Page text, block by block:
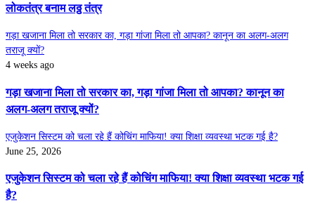
लोकतंत्र बनाम लठ्ठ तंत्र
गड़ा खजाना मिला तो सरकार का, गड़ा गांजा मिला तो आपका? कानून का अलग-अलग
तराजू क्यों?
4 weeks ago
गड़ा खजाना मिला तो सरकार का, गड़ा गांजा मिला तो आपका? कानून का
अलग-अलग तराजू क्यों?
एजुकेशन सिस्टम को चला रहे हैं कोचिंग माफिया! क्या शिक्षा व्यवस्था भटक गई है?
June 25, 2026
एजुकेशन सिस्टम को चला रहे हैं कोचिंग माफिया! क्या शिक्षा व्यवस्था भटक गई
है?